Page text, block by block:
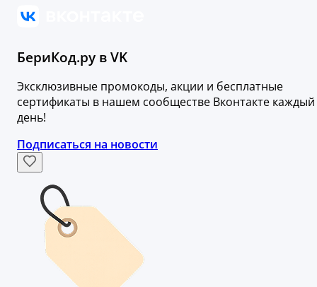
БериКод.ру в VK
Эксклюзивные промокоды, акции и бесплатные
сертификаты в нашем сообществе Вконтакте каждый
день!
Подписаться на новости